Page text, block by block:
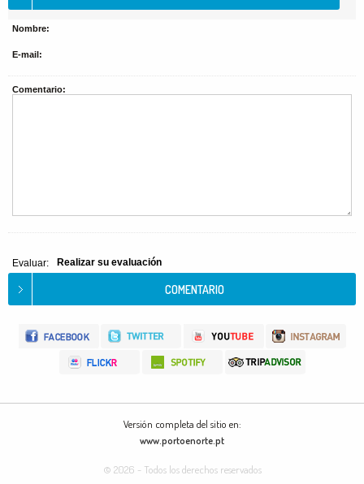
Nombre:
E-mail:
Comentario:
Evaluar: Realizar su evaluación
Versión completa del sitio en:
www.portoenorte.pt
© 2026 - Todos los derechos reservados